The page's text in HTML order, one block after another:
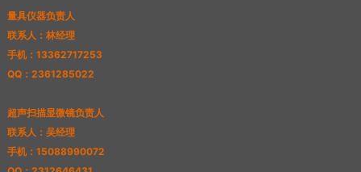
量具仪器负责人
联系人：林经理
手机：13362717253
QQ：2361285022
超声扫描显微镜负责人
联系人：吴经理
手机：15088990072